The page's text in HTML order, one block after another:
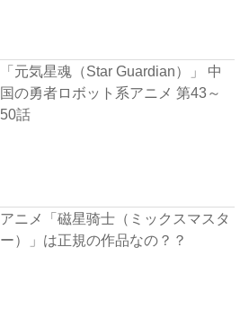
「元気星魂（Star Guardian）」 中
国の勇者ロボット系アニメ 第43～
50話
アニメ「磁星骑士（ミックスマスタ
ー）」は正規の作品なの？？